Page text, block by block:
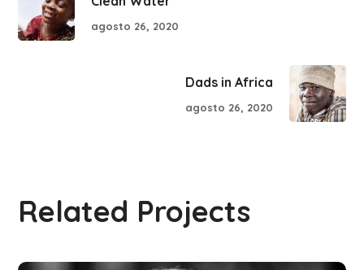
agosto 26, 2020
Dads in Africa
agosto 26, 2020
Related Projects